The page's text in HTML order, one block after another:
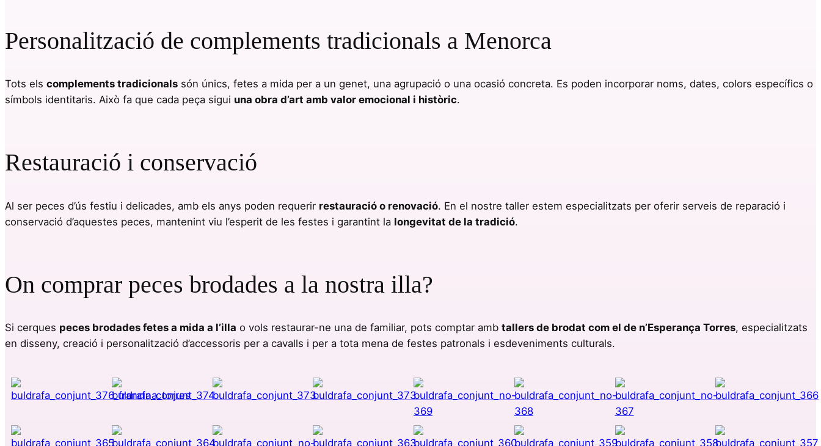
Personalització de complements tradicionals a Menorca
Tots els complements tradicionals són únics, fetes a mida per a un genet, una agrupació o una ocasió concreta. Es poden incorporar noms, dates, colors específics o
símbols identitaris. Això fa que cada peça sigui una obra d’art amb valor emocional i històric.
Restauració i conservació
Al ser peces d’ús festiu i delicades, amb els anys poden requerir restauració o renovació. En el nostre taller estem especialitzats per oferir serveis de reparació i
conservació d’aquestes peces, mantenint viu l’esperit de les festes i garantint la longevitat de la tradició.
On comprar peces brodades a la nostra illa?
Si cerques peces brodades fetes a mida a l’illa o vols restaurar-ne una de familiar, pots comptar amb tallers de brodat com el de n’Esperança Torres, especialitzats
en disseny, creació i personalització d’accessoris per a cavalls i per a tota mena de festes patronals i esdeveniments culturals.